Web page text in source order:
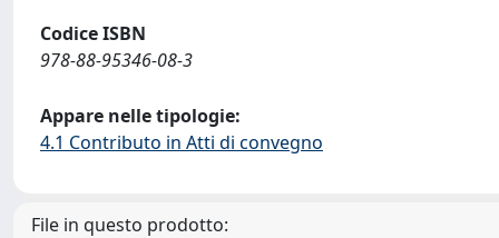
Codice ISBN
978-88-95346-08-3
Appare nelle tipologie:
4.1 Contributo in Atti di convegno
File in questo prodotto: